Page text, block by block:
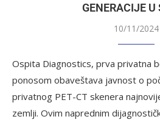
GENERACIJE U
10/11/2024
Ospita Diagnostics, prva privatna
ponosom obaveštava javnost o
privatnog PET-CT skenera
zemlji. Ovim naprednim